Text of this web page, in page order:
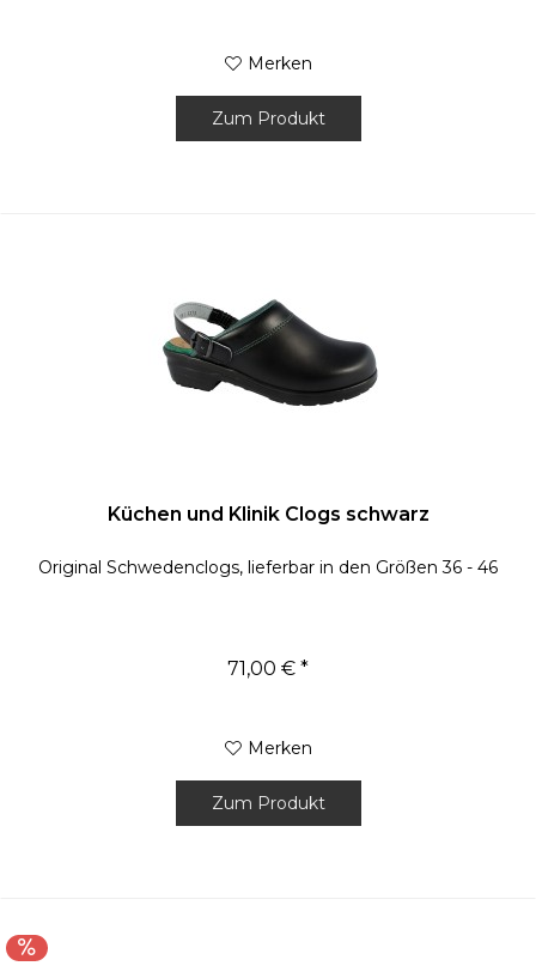
Merken
Zum Produkt
Küchen und Klinik Clogs schwarz
Original Schwedenclogs, lieferbar in den Größen 36 - 46
71,00 € *
Merken
Zum Produkt